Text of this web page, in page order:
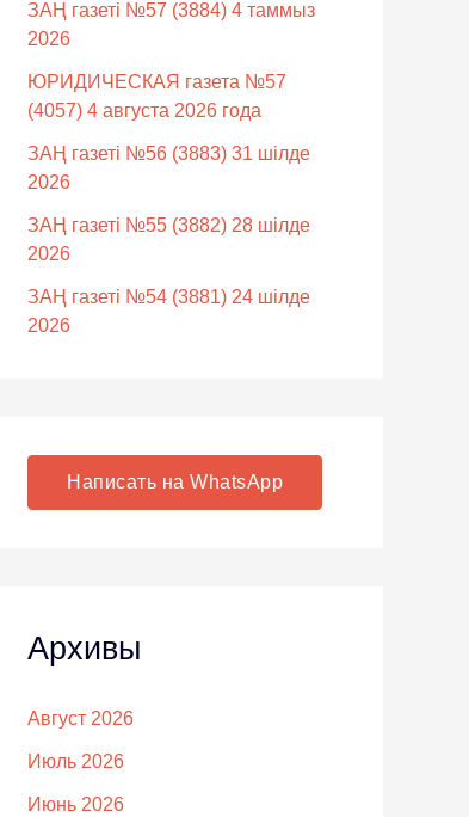
ЗАҢ газеті №57 (3884) 4 таммыз
2026
ЮРИДИЧЕСКАЯ газета №57
(4057) 4 августа 2026 года
ЗАҢ газеті №56 (3883) 31 шілде
2026
ЗАҢ газеті №55 (3882) 28 шілде
2026
ЗАҢ газеті №54 (3881) 24 шілде
2026
Написать на WhatsApp
Архивы
Август 2026
Июль 2026
Июнь 2026